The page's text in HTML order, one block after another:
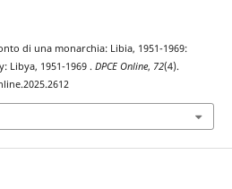
di una monarchia: Libia, 1951-1969:
Libya, 1951-1969 . DPCE Online, 72(4).